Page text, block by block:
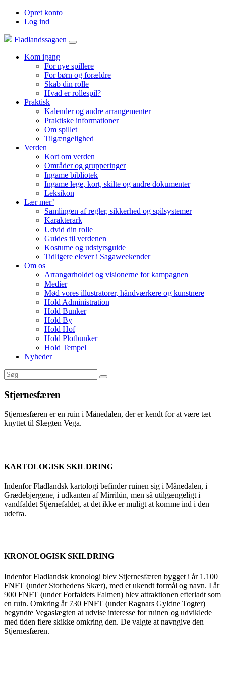
Opret konto
Log ind
Fladlandssagaen
Kom igang
For nye spillere
For børn og forældre
Skab din rolle
Hvad er rollespil?
Praktisk
Kalender og andre arrangementer
Praktiske informationer
Om spillet
Tilgængelighed
Verden
Kort om verden
Områder og grupperinger
Ingame bibliotek
Ingame lege, kort, skilte og andre dokumenter
Leksikon
Lær mer’
Samlingen af regler, sikkerhed og spilsystemer
Karakterark
Udvid din rolle
Guides til verdenen
Kostume og udstyrsguide
Tidligere elever i Sagaweekender
Om os
Arrangørholdet og visionerne for kampagnen
Medier
Mød vores illustratorer, håndværkere og kunstnere
Hold Administration
Hold Bunker
Hold By
Hold Hof
Hold Plotbunker
Hold Tempel
Nyheder
Stjernesfæren
Stjernesfæren er en ruin i Månedalen, der er kendt for at være tæt
knyttet til Slægten Vega.
KARTOLOGISK SKILDRING
Indenfor Fladlandsk kartologi befinder ruinen sig i Månedalen, i
Grædebjergene, i udkanten af Mirrilún, men så utilgængeligt i
vandfaldet Stjernefaldet, at det ikke er muligt at komme ind i den
udefra.
KRONOLOGISK SKILDRING
Indenfor Fladlandsk kronologi blev Stjernesfæren bygget i år 1.100
FNFT (under Storhedens Skær), med et ukendt formål og navn. I år
900 FNFT (under Forfaldets Falmen) blev attraktionen efterladt som
en ruin. Omkring år 730 FNFT (under Ragnars Gyldne Togter)
begyndte Vegaslægten at udvise interesse for ruinen og udviklede
med tiden flere skikke omkring den. De valgte at navngive den
Stjernesfæren.